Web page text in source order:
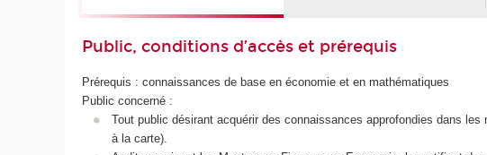
Public, conditions d’accès et prérequis
Prérequis : connaissances de base en économie et en mathématiques
Public concerné :
Tout public désirant acquérir des connaissances approfondies dans
à la carte).